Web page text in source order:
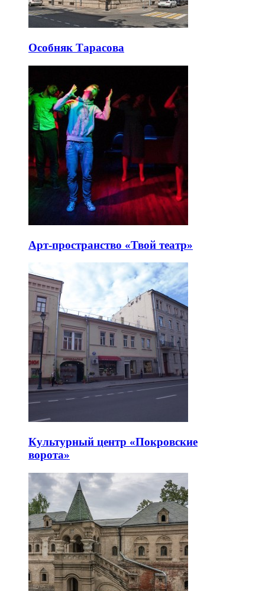
Особняк Тарасова
Арт-пространство «Твой театр»
Культурный центр «Покровские
ворота»